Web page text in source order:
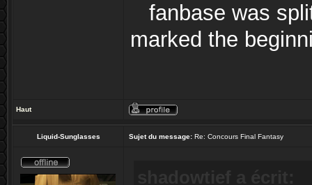
fanbase was
marked the
Haut
Liquid-Sunglasses Sujet du message: Re: Concours Final Fantasy